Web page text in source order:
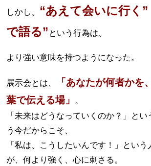
しかし、 “あえて会いに行く
で語る” という行為は、
より強い意味を持つようになった。
展示会とは、
「あなたが何者かを
葉で伝える場」
。
「未来はどうなっていくのか？」と
う今だからこそ、
「私は、こうしたいんです！」とい
が、何より強く、心に刺さる。